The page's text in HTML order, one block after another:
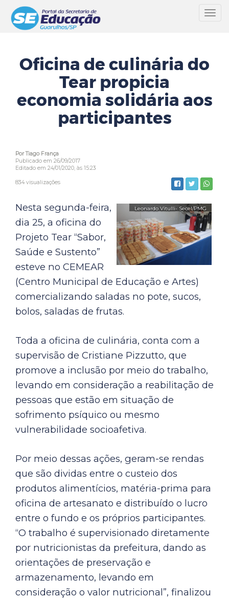
Oficina de culinária do
Tear propicia
economia solidária aos
participantes
Por Tiago França
Publicado em 26/09/2017
Editado em 24/01/2020, às 15:23
834 visualizações
Nesta segunda-feira,
dia 25, a oficina do
Projeto Tear “Sabor,
Saúde e Sustento”
esteve no CEMEAR
(Centro Municipal de Educação e Artes)
comercializando saladas no pote, sucos,
bolos, saladas de frutas.
Toda a oficina de culinária, conta com a
supervisão de Cristiane Pizzutto, que
promove a inclusão por meio do trabalho,
levando em consideração a reabilitação de
pessoas que estão em situação de
sofrimento psíquico ou mesmo
vulnerabilidade socioafetiva.
Por meio dessas ações, geram-se rendas
que são dividas entre o custeio dos
produtos alimentícios, matéria-prima para
oficina de artesanato e distribuído o lucro
entre o fundo e os próprios participantes.
“O trabalho é supervisionado diretamente
por nutricionistas da prefeitura, dando as
orientações de preservação e
armazenamento, levando em
consideração o valor nutricional”, finalizou